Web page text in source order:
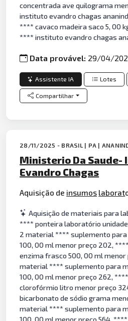
concentrada ave quilograma
instituto evandro chagas
**** cavaco madeira saco 5, 00
**** instituto evandro chagas
Data provável: 29/04/
Assistente IA Lotes
Compartilhar
28/11/2025 - BRASIL | PA |
Ministerio Da
Evandro Chagas
Aquisição de insumos laborat
Aquisição de materiais para
**** ponteira laboratório
2 material **** suplemento
100, 00 ml menor preço 202,
enzima frasco 500, 00 ml menor
material **** suplemento para
100, 00 ml menor preço 262,
clorofórmio litro menor preço
bicarbonato de sódio grama
material **** suplemento para
100, 00 ml menor preço 564,